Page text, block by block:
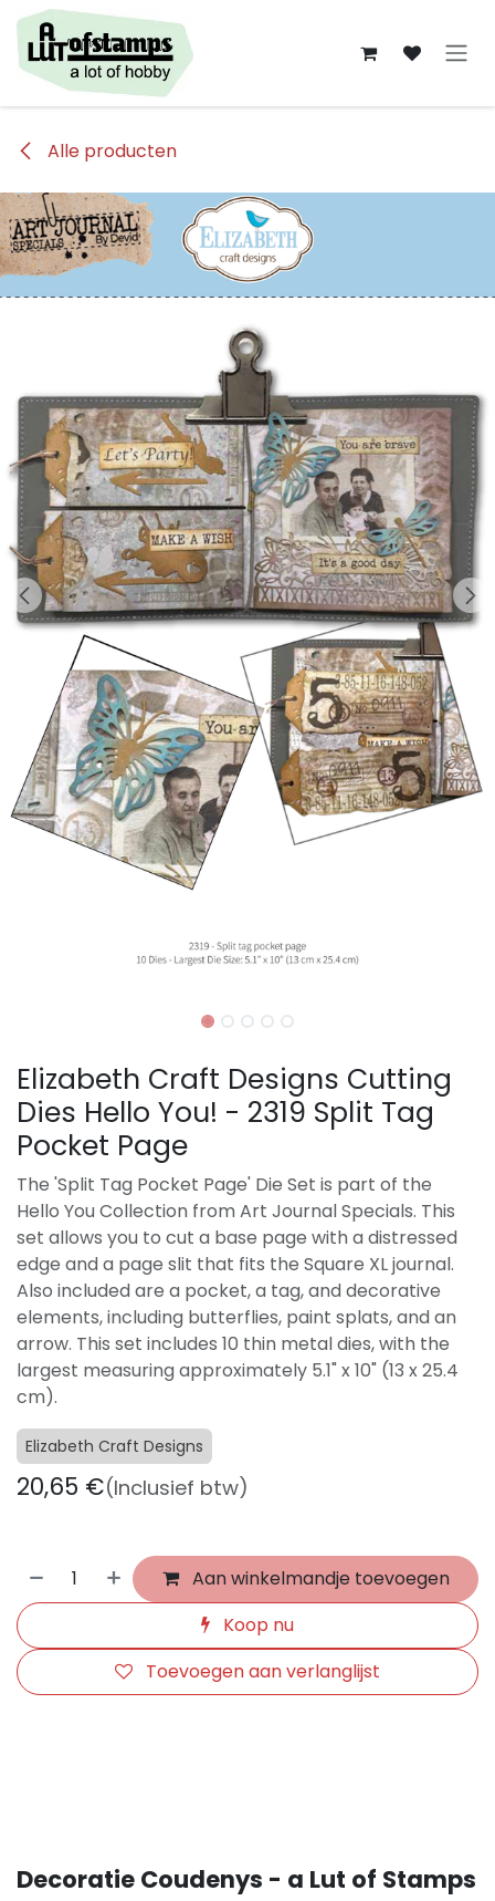
Overslaan naar inhoud
Alle producten
Elizabeth Craft Designs Cutting
Dies Hello You! - 2319 Split Tag
Pocket Page
The 'Split Tag Pocket Page' Die Set is part of the
Hello You Collection from Art Journal Specials. This
set allows you to cut a base page with a distressed
edge and a page slit that fits the Square XL journal.
Also included are a pocket, a tag, and decorative
elements, including butterflies, paint splats, and an
arrow. This set includes 10 thin metal dies, with the
largest measuring approximately 5.1" x 10" (13 x 25.4
cm).
Elizabeth Craft Designs
20,65 €(Inclusief btw)
Aan winkelmandje toevoegen
Koop nu
Toevoegen aan verlanglijst
Decoratie Coudenys - a Lut of Stamps